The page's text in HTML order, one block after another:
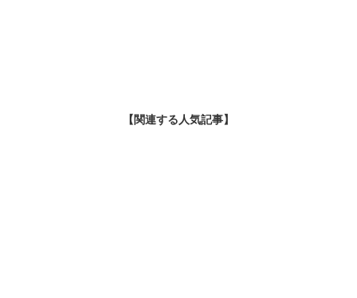
【関連する人気記事】